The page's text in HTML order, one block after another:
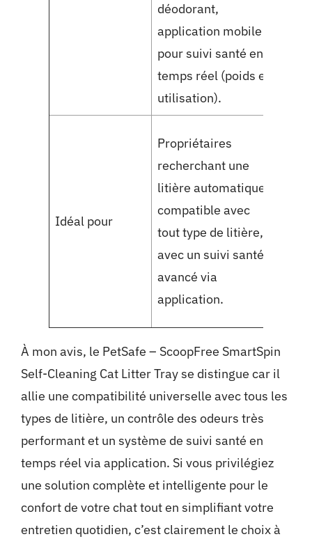
déodorant,
application mobile
pour suivi santé en
temps réel (poids et
utilisation).
Idéal pour
Propriétaires
recherchant une
litière automatique
compatible avec
tout type de litière,
avec un suivi santé
avancé via
application.
À mon avis, le PetSafe – ScoopFree SmartSpin
Self-Cleaning Cat Litter Trayse distingue car il
allie une compatibilité universelle avec tous les
types de litière, un contrôle des odeurs très
performant et un système de suivi santé en
temps réel via application. Si vous privilégiez
une solution complète et intelligente pour le
confort de votre chat tout en simplifiant votre
entretien quotidien, c’est clairement le choix à